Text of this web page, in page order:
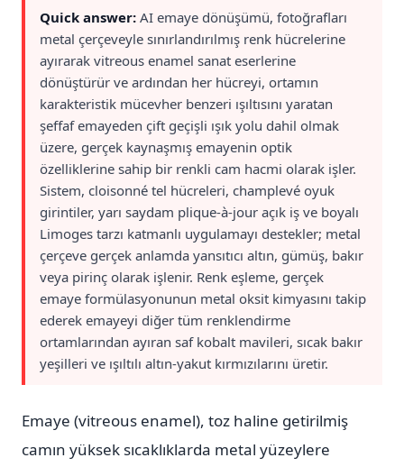
Quick answer: AI emaye dönüşümü, fotoğrafları
metal çerçeveyle sınırlandırılmış renk hücrelerine
ayırarak vitreous enamel sanat eserlerine
dönüştürür ve ardından her hücreyi, ortamın
karakteristik mücevher benzeri ışıltısını yaratan
şeffaf emayeden çift geçişli ışık yolu dahil olmak
üzere, gerçek kaynaşmış emayenin optik
özelliklerine sahip bir renkli cam hacmi olarak işler.
Sistem, cloisonné tel hücreleri, champlevé oyuk
girintiler, yarı saydam plique-à-jour açık iş ve boyalı
Limoges tarzı katmanlı uygulamayı destekler; metal
çerçeve gerçek anlamda yansıtıcı altın, gümüş, bakır
veya pirinç olarak işlenir. Renk eşleme, gerçek
emaye formülasyonunun metal oksit kimyasını takip
ederek emayeyi diğer tüm renklendirme
ortamlarından ayıran saf kobalt mavileri, sıcak bakır
yeşilleri ve ışıltılı altın-yakut kırmızılarını üretir.
Emaye (vitreous enamel), toz haline getirilmiş
camın yüksek sıcaklıklarda metal yüzeylere